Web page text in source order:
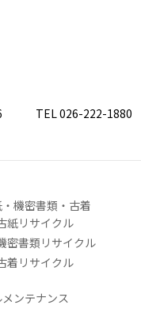
TEL 026-222-1880
機密書類・古着
紙リサイクル
密書類リサイクル
着リサイクル
メンテナンス